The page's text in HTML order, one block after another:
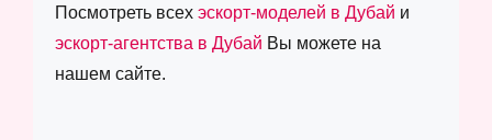
Посмотреть всех эскорт-моделей в Дубай и
эскорт-агентства в Дубай Вы можете на
нашем сайте.